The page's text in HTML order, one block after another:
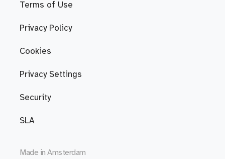
Terms of Use
Privacy Policy
Cookies
Privacy Settings
Security
SLA
Made in Amsterdam